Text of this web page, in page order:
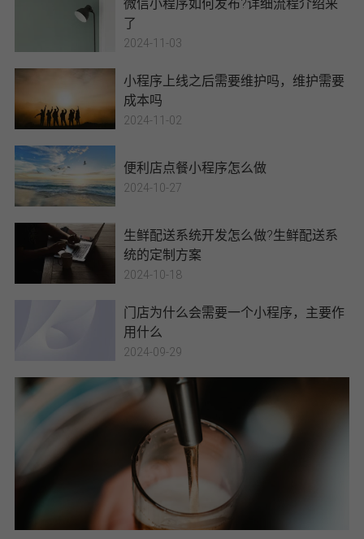
了
2024-11-03
小程序上线之后需要维护吗，维护需要
成本吗
2024-11-02
便利店点餐小程序怎么做
2024-10-27
生鲜配送系统开发怎么做?生鲜配送系
统的定制方案
2024-10-18
门店为什么会需要一个小程序，主要作
用什么
2024-09-29